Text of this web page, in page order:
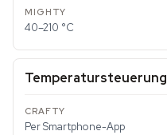
40–210 °C
Temperatursteuerung
Per Smartphone-App